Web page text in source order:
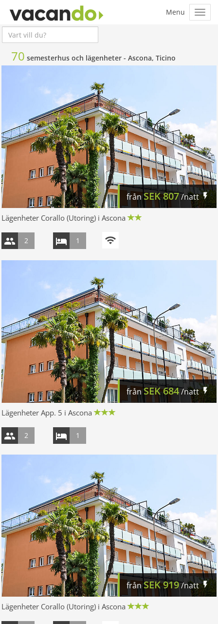
70 semesterhus och lägenheter - Ascona, Ticino
frånSEK807/natt
Lägenheter Corallo (Utoring) i Ascona
2 1
frånSEK684/natt
Lägenheter App. 5 i Ascona
2 1
frånSEK919/natt
Lägenheter Corallo (Utoring) i Ascona